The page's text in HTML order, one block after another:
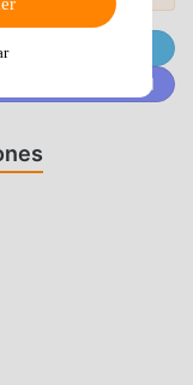
descargar e
con un solo
ahora!
aplicación
atraído a una
con las
& Ziyarate
e instalarHaj
experimentar
de Telegram
de Discord